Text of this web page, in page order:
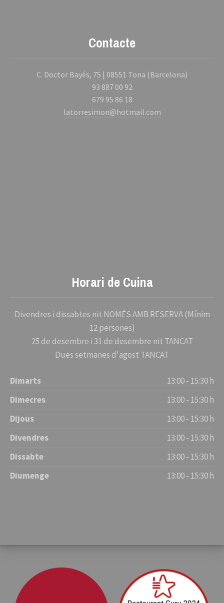
Contacte
C. Doctor Bayés, 75 | 08551 Tona (Barcelona)
93 887 00 92
679 95 86 18
latorresimon@hotmail.com
Horari de Cuina
Divendres i dissabtes nit NOMÉS AMB RESERVA (Mínim
12 persones)
25 de desembre i 31 de desembre nit TANCAT
Dues setmanes d'agost TANCAT
Dimarts
13:00 - 15:30 h
Dimecres
13:00 - 15:30 h
Dijous
13:00 - 15:30 h
Divendres
13:00 - 15:30 h
Dissabte
13:00 - 15:30 h
Diumenge
13:00 - 15:30 h